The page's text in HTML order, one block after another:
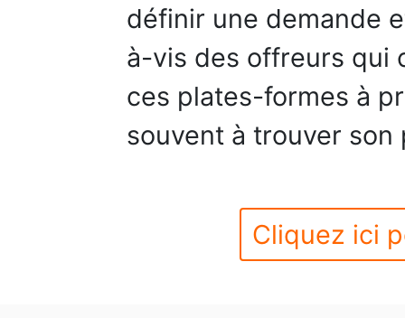
définir une demande
à-vis des offreurs qui
ces plates-formes à
souvent à trouver son
Cliquez ici